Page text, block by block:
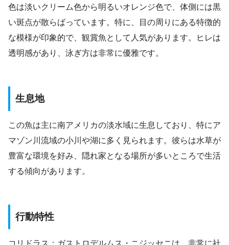
色は淡いクリーム色から明るいオレンジ色で、体側には黒
い斑点が散らばっています。特に、目の周りにある特徴的
な模様が印象的で、観賞魚として人気があります。ヒレは
透明感があり、泳ぎ方は非常に優雅です。
生息地
この魚は主に南アメリカの淡水域に生息しており、特にア
マゾン川流域の小川や湖に多く見られます。彼らは水草が
豊富な環境を好み、隠れ家となる場所が多いところで生活
する傾向があります。
行動特性